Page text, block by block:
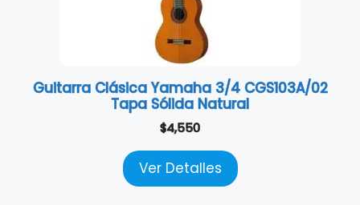
Guitarra Clásica Yamaha 3/4 CGS103A/02
Tapa Sólida Natural
$4,550
Ver Detalles